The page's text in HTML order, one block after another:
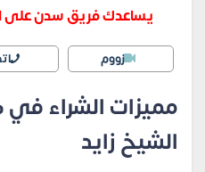
يساعدك فريق سدن على
زووم
الشيخ زايد